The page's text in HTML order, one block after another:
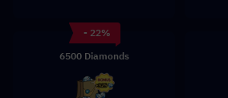
- 22%
6500 Diamonds